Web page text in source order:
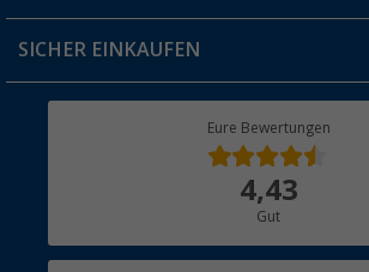
Jobs & Karriere
Rücksendung
SICHER EINKAUFEN
Eure Bewertungen
4,43
Gut